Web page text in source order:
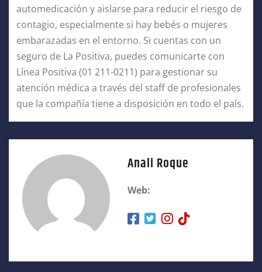
automedicación y aislarse para reducir el riesgo de
contagio, especialmente si hay bebés o mujeres
embarazadas en el entorno. Si cuentas con un
seguro de La Positiva, puedes comunicarte con
Línea Positiva (01 211-0211) para gestionar su
atención médica a través del staff de profesionales
que la compañía tiene a disposición en todo el país.
Anali Roque
Web: